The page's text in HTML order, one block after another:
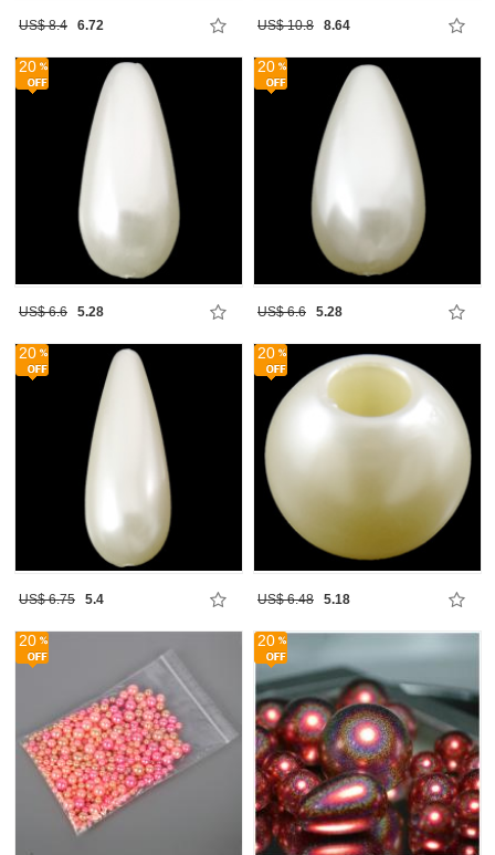
US$ 8.4 6.72 US$ 10.8 8.64
20
US$ 6.6 5.28
20
US$ 6.6 5.28
20
US$ 6.75 5.4
20
US$ 6.48 5.18
20 20